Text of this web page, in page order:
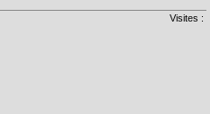
Visites :